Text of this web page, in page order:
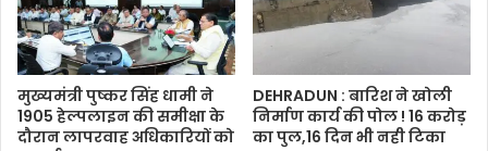
मुख्यमंत्री पुष्कर सिंह धामी ने
1905 हेल्पलाइन की समीक्षा के
दौरान लापरवाह अधिकारियों को
DEHRADUN : बारिश ने खोली
निर्माण कार्य की पोल ! 16 करोड़
का पुल,16 दिन भी नही टिका